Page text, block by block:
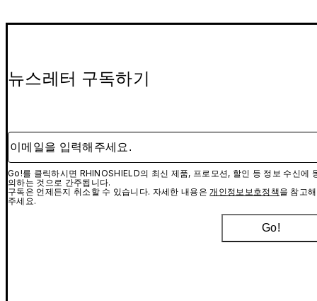
뉴스레터 구독하기
이메일을 입력해주세요.
Go!를 클릭하시면 RHINOSHIELD의 최신 제품, 프로모션, 할인 등 정보 수신에
의하는 것으로 간주됩니다.
구독은 언제든지 취소할 수 있습니다. 자세한 내용은개인정보보호정책을 참고해
주세요.
Go!